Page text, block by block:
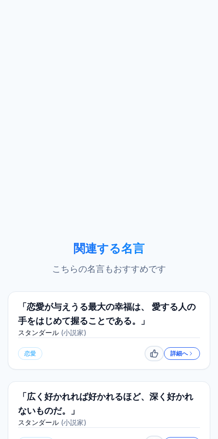
関連する名言
こちらの名言もおすすめです
「恋愛が与えうる最大の幸福は、 愛する人の
手をはじめて握ることである。」
スタンダール (小説家)
恋愛 いいね詳細へ
「広く好かれれば好かれるほど、深く好かれ
ないものだ。」
スタンダール (小説家)